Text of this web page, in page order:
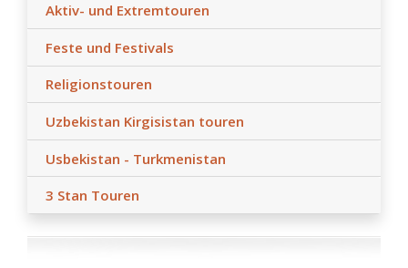
Aktiv- und Extremtouren
Feste und Festivals
Religionstouren
Uzbekistan Kirgisistan touren
Usbekistan - Turkmenistan
3 Stan Touren